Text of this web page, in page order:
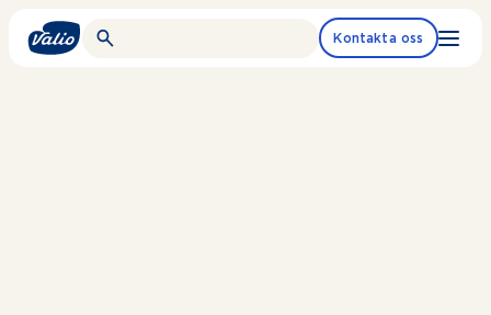
Kontakta oss